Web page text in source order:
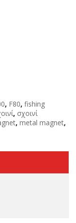
, F80, fishing
, σχοινί
, metal magnet,